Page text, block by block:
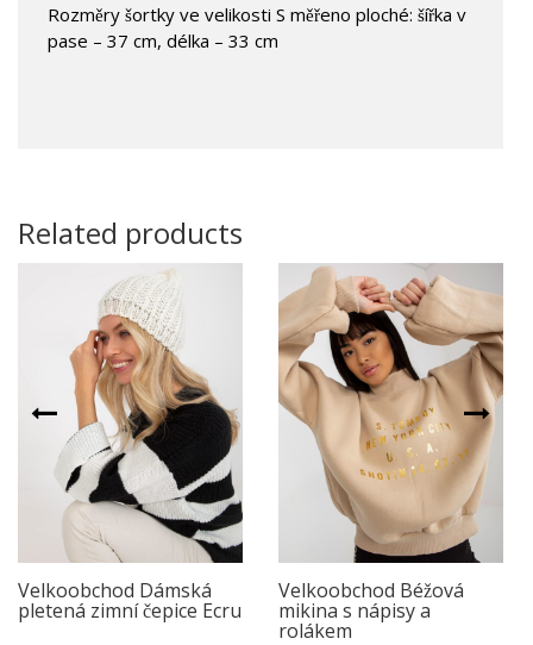
Rozměry šortky ve velikosti S měřeno ploché: šířka v
pase – 37 cm, délka – 33 cm
Related products
Velkoobchod Dámská
pletená zimní čepice Ecru
Velkoobchod Béžová
mikina s nápisy a
rolákem